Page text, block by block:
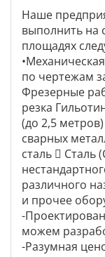
Наше
выполнить на
площадях
по чертежам
Фрезерные
резка
(до 2,5
сварных
сталь  Сталь
различного
и прочее
-
можем
-Разумная